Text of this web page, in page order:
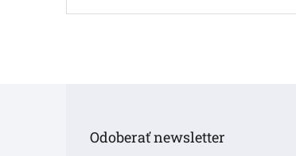
Odoberať newsletter